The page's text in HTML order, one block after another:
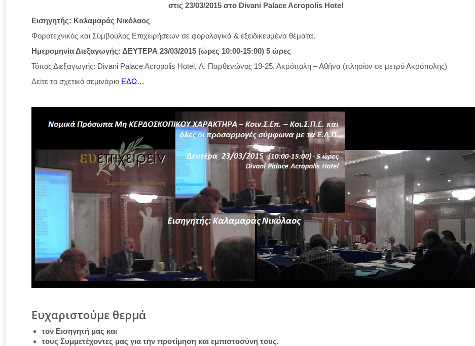
στις 23/03/2015 στο Divani Palace Acropolis Hotel
Εισηγητής: Καλαμαράς Νικόλαος
Φοροτεχνικός και Σύμβουλος Επιχειρήσεων σε φορολογικά & εξειδικευμένα θέματα.
Ημερομηνία Διεξαγωγής: ΔΕΥΤΕΡΑ 23/03/2015 (ώρες 10:00-15:00) 5 ώρες
Τόπος Διεξαγωγής: Divani Palace Acropolis Hotel, Λ. Παρθενώνος 19-25, Ακρόπολη – Αθήνα (πλησίον σε μετρό Ακρόπολης)
Δείτε το σχετικό σεμινάριο ΕΔΩ…
Ευχαριστούμε θερμά
τον Εισηγητή μας και
τους Συμμετέχοντες μας για την προτίμηση και εμπιστοσύνη τους.